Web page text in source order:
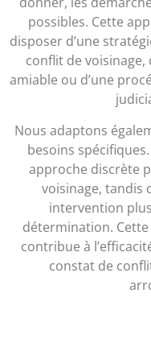
possibles. Cette
disposer d’une
conflit de voisinage,
amiable ou d’une
Nous adaptons
besoins
approche discrète
voisinage, tandis
intervention
détermination.
contribue à
constat de